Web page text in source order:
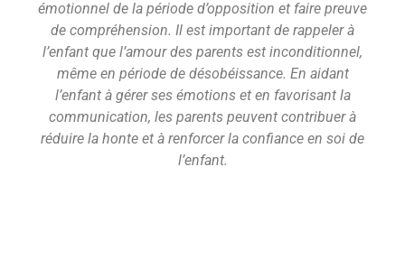
émotionnel de la période d’opposition et faire preuve
de compréhension. Il est important de rappeler à
l’enfant que l’amour des parents est inconditionnel,
même en période de désobéissance. En aidant
l’enfant à gérer ses émotions et en favorisant la
communication, les parents peuvent contribuer à
réduire la honte et à renforcer la confiance en soi de
l’enfant.